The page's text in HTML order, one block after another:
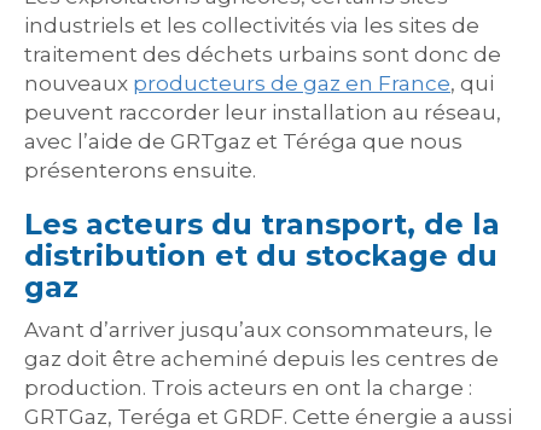
industriels et les collectivités via les sites de
traitement des déchets urbains sont donc de
nouveaux producteurs de gaz en France, qui
peuvent raccorder leur installation au réseau,
avec l’aide de GRTgaz et Téréga que nous
présenterons ensuite.
Les acteurs du transport, de la
distribution et du stockage du
gaz
Avant d’arriver jusqu’aux consommateurs, le
gaz doit être acheminé depuis les centres de
production. Trois acteurs en ont la charge :
GRTGaz, Teréga et GRDF. Cette énergie a aussi